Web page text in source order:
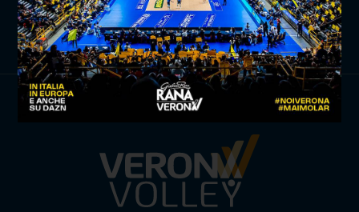
ISCRIVITI ORA